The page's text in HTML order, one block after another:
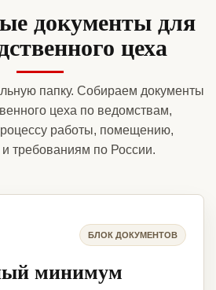
документы для
цеха
папку. Собираем документы
цеха по ведомствам,
работы, помещению,
и требованиям по России.
БЛОК ДОКУМЕНТОВ
минимум